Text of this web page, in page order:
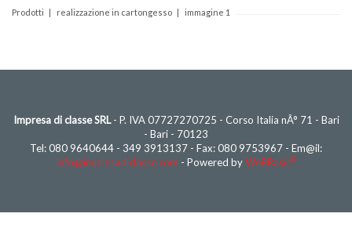
Prodotti realizzazione in cartongesso immagine 1
Impresa di classe SRL- P. IVA 07727270725 - Corso Italia nÂ° 71 - Bari
- Bari - 70123
Tel: 080 9640644 - 349 3913137 - Fax: 080 9753967 - Em@il:
info@impresadiclasse.com - Powered byWeBBasic©